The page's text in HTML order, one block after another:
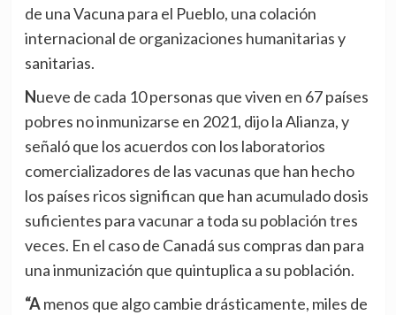
de una Vacuna para el Pueblo, una colación
internacional de organizaciones humanitarias y
sanitarias.
Nueve de cada 10 personas que viven en 67 países
pobres no inmunizarse en 2021, dijo la Alianza, y
señaló que los acuerdos con los laboratorios
comercializadores de las vacunas que han hecho
los países ricos significan que han acumulado dosis
suficientes para vacunar a toda su población tres
veces. En el caso de Canadá sus compras dan para
una inmunización que quintuplica a su población.
“A menos que algo cambie drásticamente, miles de